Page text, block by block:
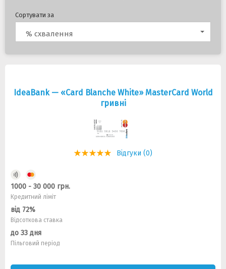
Сортувати за
% схвалення
IdeaBank — «Card Blanche White» MasterCard World
гривнi
Відгуки (0)
1000 - 30 000 грн.
Кредитний ліміт
від 72%
Відсоткова ставка
до 33 дня
Пільговий період